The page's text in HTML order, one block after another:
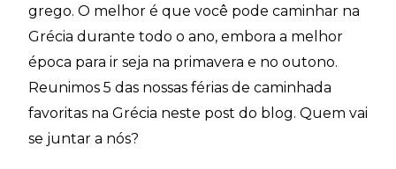
grego. O melhor é que você pode caminhar na
Grécia durante todo o ano, embora a melhor
época para ir seja na primavera e no outono.
Reunimos 5 das nossas férias de caminhada
favoritas na Grécia neste post do blog. Quem vai
se juntar a nós?